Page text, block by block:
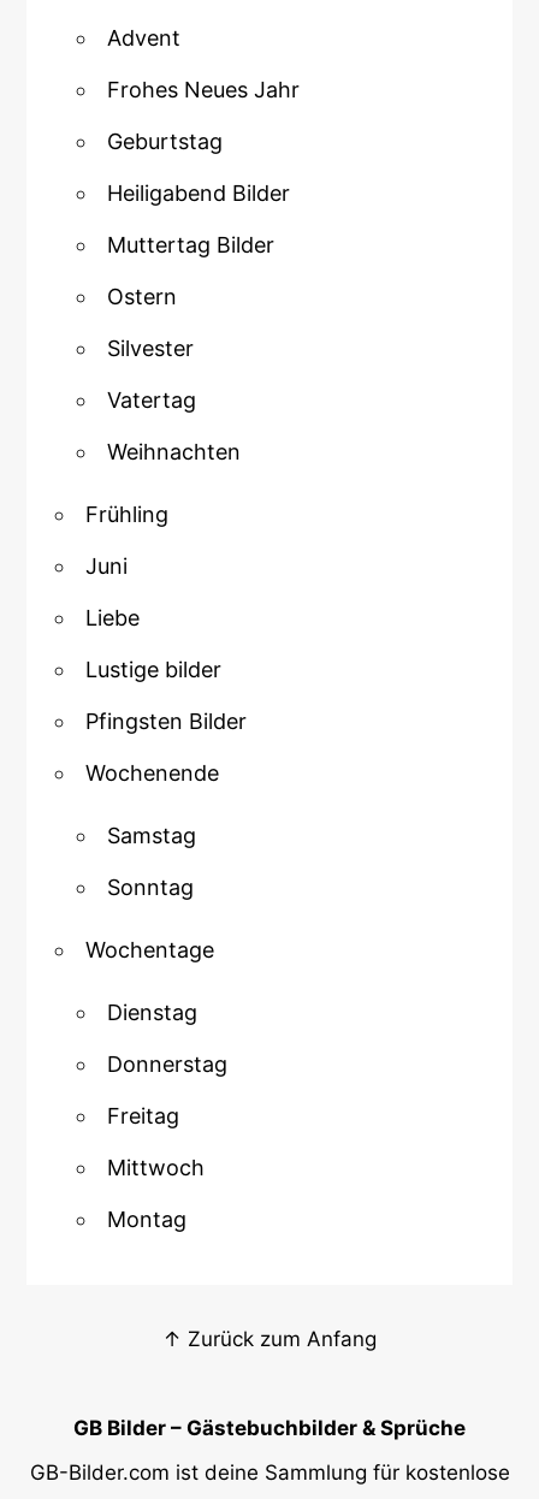
Advent
Frohes Neues Jahr
Geburtstag
Heiligabend Bilder
Muttertag Bilder
Ostern
Silvester
Vatertag
Weihnachten
Frühling
Juni
Liebe
Lustige bilder
Pfingsten Bilder
Wochenende
Samstag
Sonntag
Wochentage
Dienstag
Donnerstag
Freitag
Mittwoch
Montag
↑ Zurück zum Anfang
GB Bilder – Gästebuchbilder & Sprüche
GB-Bilder.com ist deine Sammlung für kostenlose